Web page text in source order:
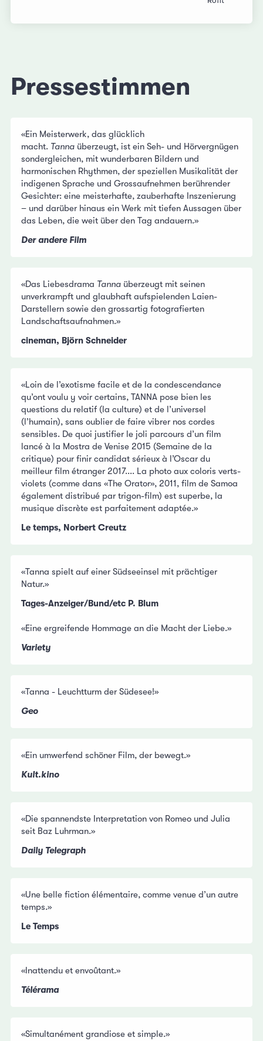
Pressestimmen
«Ein Meisterwerk, das glücklich
macht. Tanna überzeugt, ist ein Seh- und Hörvergnügen
sondergleichen, mit wunderbaren Bildern und
harmonischen Rhythmen, der speziellen Musikalität der
indigenen Sprache und Grossaufnehmen berührender
Gesichter: eine meisterhafte, zauberhafte Inszenierung
– und darüber hinaus ein Werk mit tiefen Aussagen über
das Leben, die weit über den Tag andauern.»
Der andere Film
«Das Liebesdrama Tanna überzeugt mit seinen
unverkrampft und glaubhaft aufspielenden Laien-
Darstellern sowie den grossartig fotografierten
Landschaftsaufnahmen.»
cineman, Björn Schneider
«Loin de l’exotisme facile et de la condescendance
qu’ont voulu y voir certains, TANNA pose bien les
questions du relatif (la culture) et de l’universel
(l’humain), sans oublier de faire vibrer nos cordes
sensibles. De quoi justifier le joli parcours d’un film
lancé à la Mostra de Venise 2015 (Semaine de la
critique) pour finir candidat sérieux à l’Oscar du
meilleur film étranger 2017.... La photo aux coloris verts-
violets (comme dans «The Orator», 2011, film de Samoa
également distribué par trigon-film) est superbe, la
musique discrète est parfaitement adaptée.»
Le temps, Norbert Creutz
«Tanna spielt auf einer Südseeinsel mit prächtiger
Natur.»
Tages-Anzeiger/Bund/etc P. Blum
«Eine ergreifende Hommage an die Macht der Liebe.»
Variety
«Tanna - Leuchtturm der Südesee!»
Geo
«Ein umwerfend schöner Film, der bewegt.»
Kult.kino
«Die spannendste Interpretation von Romeo und Julia
seit Baz Luhrman.»
Daily Telegraph
«Une belle fiction élémentaire, comme venue d’un autre
temps.»
Le Temps
«Inattendu et envoûtant.»
Télérama
«Simultanément grandiose et simple.»